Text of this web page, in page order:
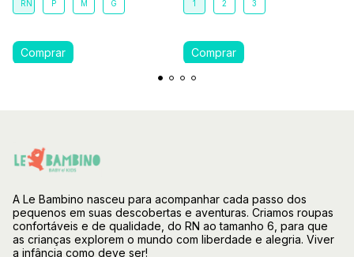
RN P M G 1 2 3
A Le Bambino nasceu para acompanhar cada passo dos
pequenos em suas descobertas e aventuras. Criamos roupas
confortáveis e de qualidade, do RN ao tamanho 6, para que
as crianças explorem o mundo com liberdade e alegria. Viver
a infância como deve ser!